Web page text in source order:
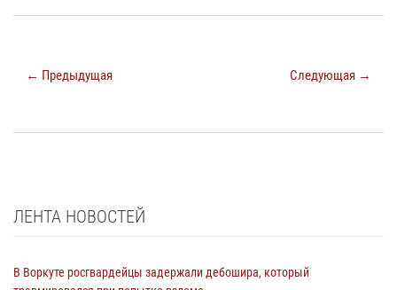
← Предыдущая Следующая →
ЛЕНТА НОВОСТЕЙ
В Воркуте росгвардейцы задержали дебошира, который